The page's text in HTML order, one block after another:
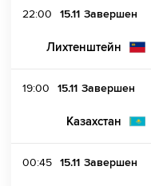
22:00 15.11 Завершен
Лихтенштейн
19:00 15.11 Завершен
Казахстан
00:45 15.11 Завершен